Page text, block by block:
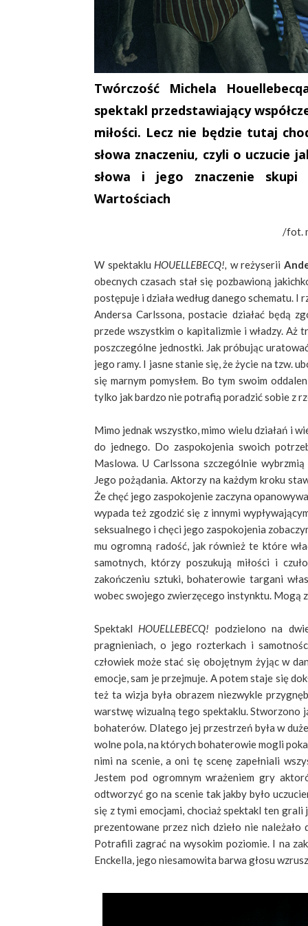
Twórczość Michela
spektakl przedstawiający
miłości. Lecz nie będzie tutaj
słowa znaczeniu, czyli o uczucie
słowa i jego znaczenie skupi
Wartościach
/fot.
W spektaklu HOUELLEBECQ!, w reżyserii
obecnych czasach stał się pozbawioną
postępuje i działa według danego schematu.
Andersa Carlssona, postacie działać będą
przede wszystkim o kapitalizmie i władzy. Aż
poszczególne jednostki. Jak próbując
jego ramy. I jasne stanie się, że życie na tzw.
się marnym pomysłem. Bo tym swoim
tylko jak bardzo nie potrafią poradzić sobie z
Mimo jednak wszystko, mimo wielu działań i
do jednego. Do zaspokojenia swoich
Maslowa. U Carlssona szczególnie
Jego pożądania. Aktorzy na każdym kroku
Że chęć jego zaspokojenie zaczyna
wypada też zgodzić się z innymi
seksualnego i chęci jego zaspokojenia
mu ogromną radość, jak również te które
samotnych, którzy poszukują miłości i
zakończeniu sztuki, bohaterowie targani
wobec swojego zwierzęcego instynktu. Mogą
Spektakl HOUELLEBECQ! podzielono na
pragnieniach, o jego rozterkach i
człowiek może stać się obojętnym żyjąc w
emocje, sam je przejmuje. A potem staje się
też ta wizja była obrazem niezwykle
warstwę wizualną tego spektaklu. Stworzono
bohaterów. Dlatego jej przestrzeń była w
wolne pola, na których bohaterowie mogli
nimi na scenie, a oni tę scenę zapełniali
Jestem pod ogromnym wrażeniem gry
odtworzyć go na scenie tak jakby było
się z tymi emocjami, chociaż spektakl ten
prezentowane przez nich dzieło nie
Potrafili zagrać na wysokim poziomie. I na
Enckella, jego niesamowita barwa głosu